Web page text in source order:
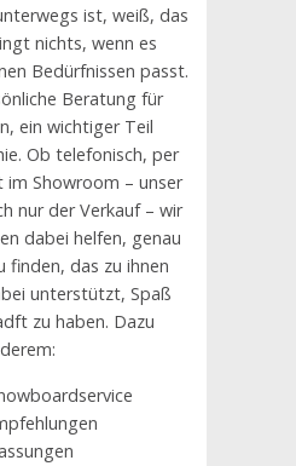
ist, weiß, das
nichts, wenn es
Bedürfnissen passt.
Beratung für
ein wichtiger Teil
Ob telefonisch, per
im Showroom – unser
nur der Verkauf – wir
dabei helfen, genau
finden, das zu ihnen
unterstützt, Spaß
zu haben. Dazu